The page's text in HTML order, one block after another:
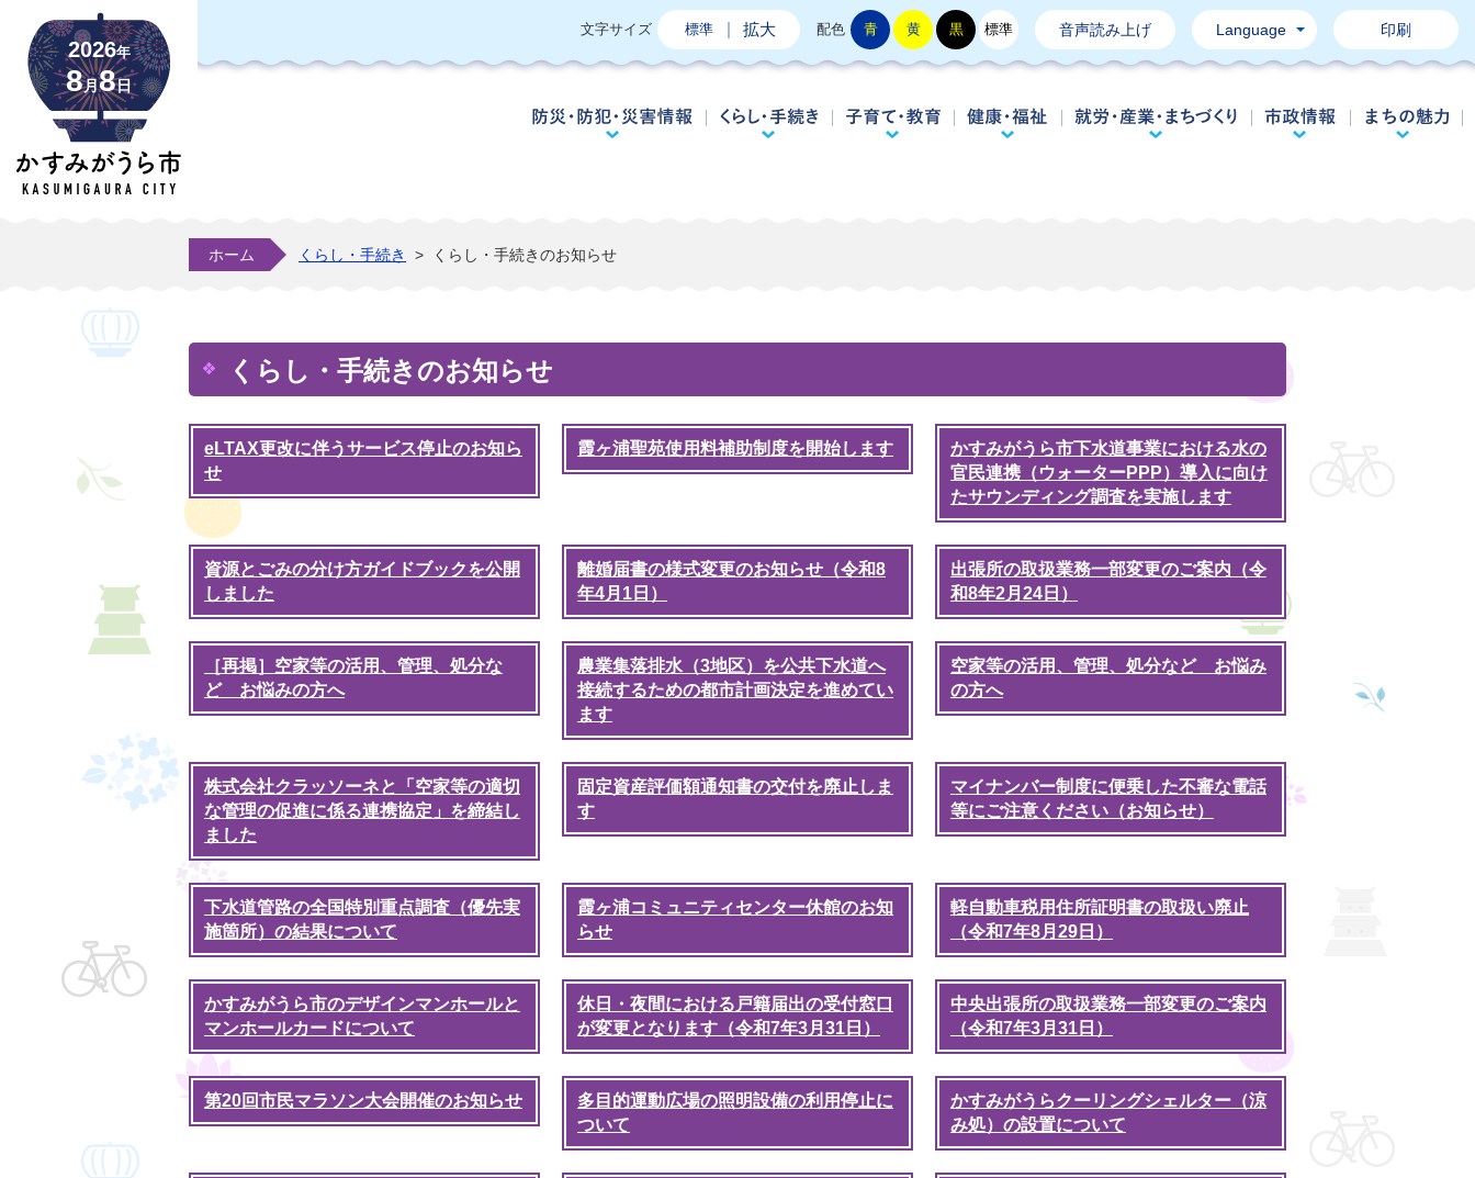
2026年
8月8日
文字サイズ 標準 拡大 配色 青 黄 黒 標準 音声読み上げ Language 印刷
防災・防犯・災害情報くらし・手続き子育て・教育 健康・福祉 就労・産業・まちづくり
市政情報
ホーム くらし・手続き > くらし・手続きのお知らせ
くらし・手続きのお知らせ
eLTAX更改に伴うサービス停止のお知ら
せ
霞ヶ浦聖苑使用料補助制度を開始します
かすみがうら市下水道事業における水の
官民連携（ウォーターPPP）導入に向け
たサウンディング調査を実施します
資源とごみの分け方ガイドブックを公開
しました
離婚届書の様式変更のお知らせ（令和8
年4月1日）
出張所の取扱業務一部変更のご案内（令
和8年2月24日）
［再掲］空家等の活用、管理、処分な
ど お悩みの方へ
農業集落排水（3地区）を公共下水道へ
接続するための都市計画決定を進めてい
ます
空家等の活用、管理、処分など お悩み
の方へ
株式会社クラッソーネと「空家等の適切
な管理の促進に係る連携協定」を締結し
ました
固定資産評価額通知書の交付を廃止しま
す
マイナンバー制度に便乗した不審な電話
等にご注意ください（お知らせ）
下水道管路の全国特別重点調査（優先実
施箇所）の結果について
霞ヶ浦コミュニティセンター休館のお知
らせ
軽自動車税用住所証明書の取扱い廃止
（令和7年8月29日）
かすみがうら市のデザインマンホールと
マンホールカードについて
休日・夜間における戸籍届出の受付窓口
が変更となります（令和7年3月31日）
中央出張所の取扱業務一部変更のご案内
（令和7年3月31日）
第20回市民マラソン大会開催のお知らせ
多目的運動広場の照明設備の利用停止に
ついて
かすみがうらクーリングシェルター（涼
み処）の設置について